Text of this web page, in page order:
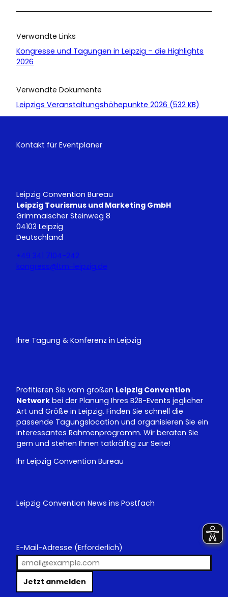
Verwandte Links
Kongresse und Tagungen in Leipzig – die Highlights
2026
Verwandte Dokumente
Leipzigs Veranstaltungshöhepunkte 2026 (532 KB)
Kontakt für Eventplaner
Leipzig Convention Bureau
Leipzig Tourismus und Marketing GmbH
Grimmaischer Steinweg 8
04103 Leipzig
Deutschland
+49 341 7104-242
kongress@ltm-leipzig.de
u
b
d
Ihre Tagung & Konferenz in Leipzig
Profitieren Sie vom großen Leipzig Convention
Network bei der Planung Ihres B2B-Events jeglicher
Art und Größe in Leipzig. Finden Sie schnell die
passende Tagungslocation und organisieren Sie ein
interessantes Rahmenprogramm. Wir beraten Sie
gern und stehen Ihnen tatkräftig zur Seite!
Ihr Leipzig Convention Bureau
Leipzig Convention News ins Postfach
E-Mail-Adresse (Erforderlich)
Jetzt anmelden